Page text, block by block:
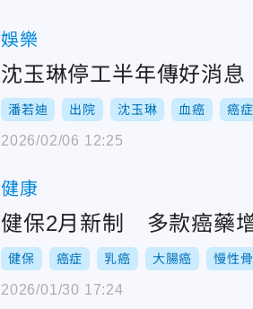
娛樂
沈玉琳停工半年傳好消
潘若迪 出院 沈玉琳 血癌 癌症
2026/02/06 12:25
健康
健保2月新制 多款癌藥
健保 癌症 乳癌 大腸癌 慢性
2026/01/30 17:24